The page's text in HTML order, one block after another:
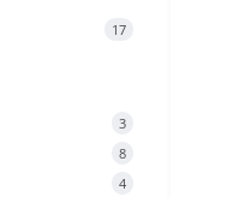
17
3
8
4